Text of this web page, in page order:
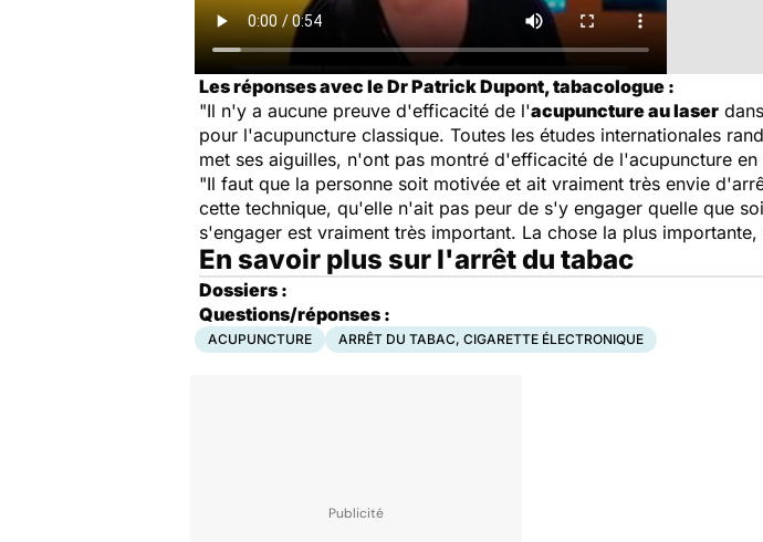
Les réponses avec le Dr Patrick Dupont, tabacologue :
"Il n'y a aucune preuve d'efficacité de l'acupuncture au laser
pour l'acupuncture classique. Toutes les études internationales
met ses aiguilles, n'ont pas montré d'efficacité de l'acupuncture en
"Il faut que la personne soit motivée et ait vraiment très envie
cette technique, qu'elle n'ait pas peur de s'y engager quelle que
s'engager est vraiment très important. La chose la plus
En savoir plus sur l'arrêt du tabac
Dossiers :
Questions/réponses :
ACUPUNCTURE ARRÊT DU TABAC, CIGARETTE ÉLECTRONIQUE